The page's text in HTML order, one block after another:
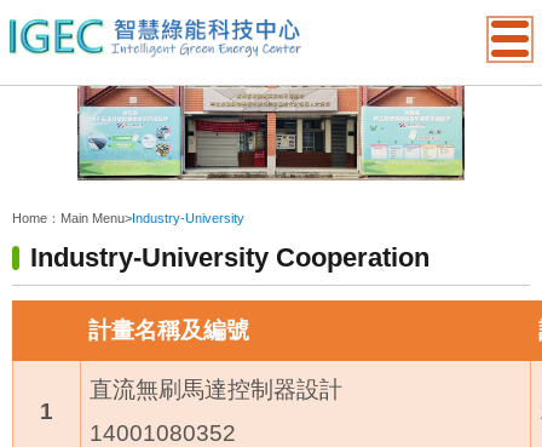
Home： Main Menu>Industry-University
Industry-University Cooperation
計畫名稱及編號
1
直流無刷馬達控制器設計
14001080352